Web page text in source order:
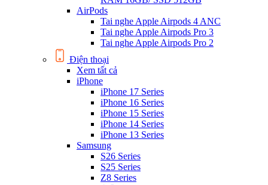
AirPods
Tai nghe Apple Airpods 4 ANC
Tai nghe Apple Airpods Pro 3
Tai nghe Apple Airpods Pro 2
Điện thoại
Xem tất cả
iPhone
iPhone 17 Series
iPhone 16 Series
iPhone 15 Series
iPhone 14 Series
iPhone 13 Series
Samsung
S26 Series
S25 Series
Z8 Series